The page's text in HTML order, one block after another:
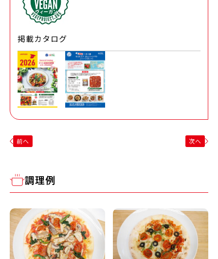
掲載カタログ
前へ 次へ
調理例